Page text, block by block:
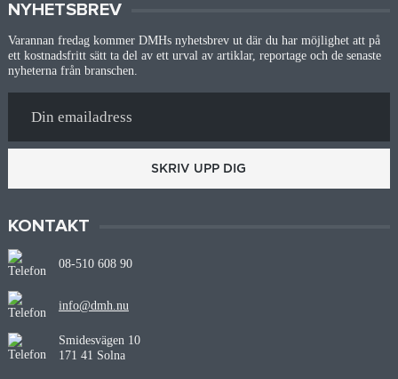
NYHETSBREV
Varannan fredag kommer DMHs nyhetsbrev ut där du har möjlighet att på
ett kostnadsfritt sätt ta del av ett urval av artiklar, reportage och de senaste
nyheterna från branschen.
SKRIV UPP DIG
KONTAKT
08-510 608 90
info@dmh.nu
Smidesvägen 10
171 41 Solna